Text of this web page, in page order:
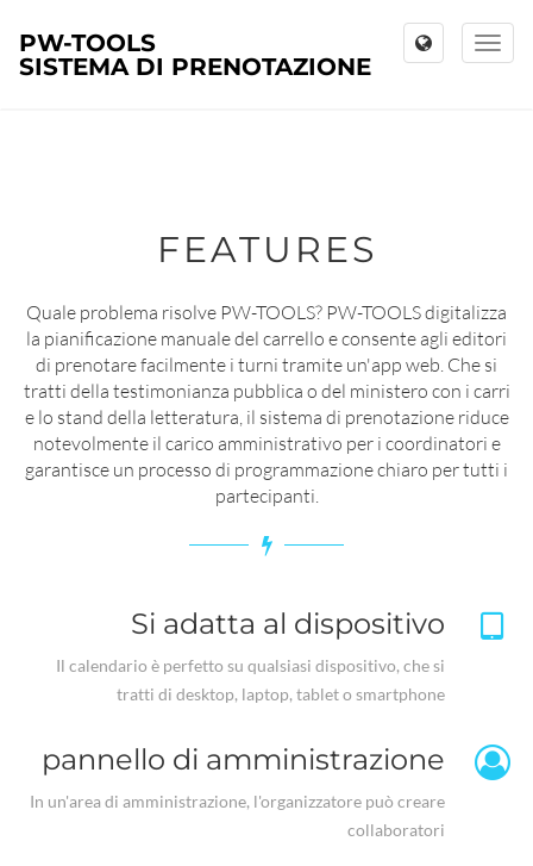
Toggle
PW-TOOLS
SISTEMA DI PRENOTAZIONE
FEATURES
Quale problema risolve PW-TOOLS? PW-TOOLS digitalizza
la pianificazione manuale del carrello e consente agli editori
di prenotare facilmente i turni tramite un'app web. Che si
tratti della testimonianza pubblica o del ministero con i carri
e lo stand della letteratura, il sistema di prenotazione riduce
notevolmente il carico amministrativo per i coordinatori e
garantisce un processo di programmazione chiaro per tutti i
partecipanti.
Si adatta al dispositivo
Il calendario è perfetto su qualsiasi dispositivo, che si
tratti di desktop, laptop, tablet o smartphone
pannello di amministrazione
In un'area di amministrazione, l'organizzatore può creare
collaboratori